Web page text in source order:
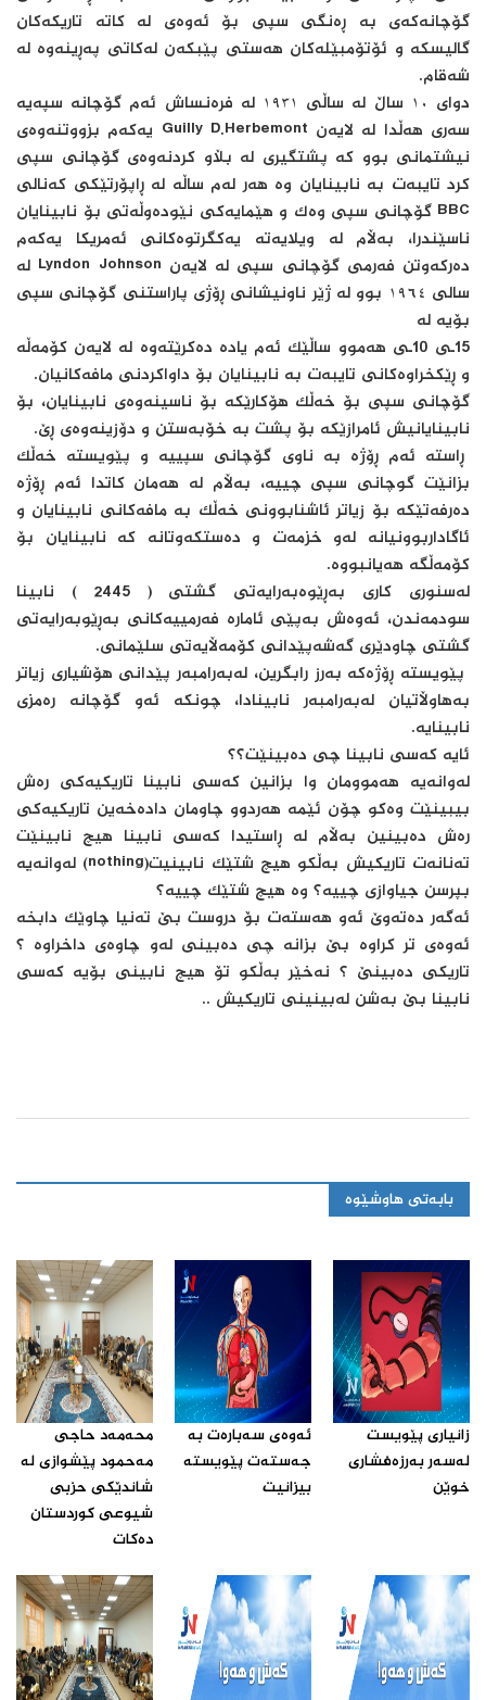
گۆچانه‌که‌ى به‌ ڕه‌نگى سپى بۆ ئه‌وه‌ى له‌ کاته‌ تاریکه‌کان
گالیسکه‌ و ئۆتۆمبێله‌کان هه‌ستى پێبکه‌ن له‌کاتى په‌ڕینه‌وه‌ له‌
شه‌قام.
دواى ١٠ ساڵ له‌ ساڵى ١٩٣١ له‌ فره‌نساش ئه‌م گۆچانه‌ سپه‌یه‌
سه‌رى هه‌ڵدا له‌ لایه‌ن Guilly D.Herbemont یه‌که‌م بزووتنه‌وه‌ى
نیشتمانى بوو که‌ پشتگیرى له‌ بڵاو کردنه‌وه‌ى گۆچانى سپى
کرد تایبه‌ت به‌ نابینایان وه‌ هه‌ر له‌م ساڵه‌ له‌ ڕاپۆرتێکى که‌نالى
BBC گۆچانى سپى وه‌ک و هێمایه‌کى نێوده‌وڵه‌تى بۆ نابینایان
ناسێندرا، به‌ڵام له‌ ویلایه‌ته‌ یه‌کگرتوه‌کانى ئه‌مریکا یه‌که‌م
ده‌رکه‌وتن فه‌رمى گۆچانى سپى له‌ لایه‌ن Lyndon Johnson له‌
سالى ١٩٦٤ بوو له‌ ژێر ناونیشانى ڕۆژى پاراستنى گۆچانى سپى
بۆیه‌ له‌
15ـى 10ـى هه‌موو ساڵێک ئه‌م یاده‌ ده‌کرێته‌وه‌ له‌ لایه‌ن کۆمه‌ڵه‌
و ڕێکخراوه‌کانى تایبه‌ت به‌ نابینایان بۆ داواکردنى مافه‌کانیان.
گۆچانى سپى بۆ خه‌ڵک هۆکارێکه‌ بۆ ناسینه‌وه‌ى نابینایان، بۆ
نابینایانیش ئامرازێکه‌ بۆ پشت به‌ خۆبه‌ستن و دۆزینه‌وه‌ى ڕێ.
ڕاسته‌ ئه‌م ڕۆژه‌ به‌ ناوى گۆچانى سپییه‌ و پێویسته‌ خه‌ڵک
بزانێت گوچانى سپى چییه‌، به‌ڵام له‌ هه‌مان کاتدا ئه‌م ڕۆژه‌
ده‌رفه‌تێکه‌ بۆ زیاتر ئاشنابوونى خه‌ڵک به‌ مافه‌کانى نابینایان و
ئاگاداربوونیانه‌ له‌و خزمه‌ت و ده‌ستکه‌وتانه‌ که‌ نابینایان بۆ
کۆمه‌ڵگه‌ هه‌یانبووه‌.
له‌سنوری کارى به‌ڕێوه‌به‌رایه‌تى گشتى ( 2445 ) نابینا
سودمه‌ندن، ئه‌وه‌ش به‌پێى ئاماره‌ فه‌رمییه‌کانى به‌ڕێوبه‌رایه‌تى
گشتى چاودێرى گه‌شه‌پێدانى کۆمه‌ڵایه‌تى سلێمانی.
پێویسته‌ ڕۆژه‌که‌ به‌رز رابگرین، له‌به‌رامبه‌ر پێدانى هۆشیارى زیاتر
به‌هاوڵاتیان له‌به‌رامبه‌ر نابینادا، چونکه‌ ئه‌و گۆچانه‌ ره‌مزى
نابینایه‌.
ئایه‌ که‌سى نابینا چى ده‌بینێت؟؟
له‌وانه‌یه‌ هه‌موومان وا بزانین که‌سى نابینا تاریکیه‌کى ره‌ش
بیبینێت وه‌کو چۆن ئێمه‌ هه‌ردوو چاومان داده‌خه‌ین تاریکیه‌کى
ره‌ش ده‌بینین به‌ڵام له‌ ڕاستیدا که‌سى نابینا هیچ نابینێت
ته‌نانه‌ت تاریکیش به‌ڵکو هیچ شتێک نابینیت(nothing) له‌وانه‌یه‌
بپرسن جیاوازى چییه‌؟ وه‌ هیچ شتێک چییه‌؟
ئه‌گه‌ر ده‌ته‌وێ ئه‌و هه‌سته‌ت بۆ دروست بێ ته‌نیا چاوێک دابخه‌
ئه‌وه‌ى تر کراوه‌ بێ بزانه‌ چى ده‌بینى له‌و چاوه‌ى داخراوه‌ ؟
تاریکى ده‌بینێ ؟ نه‌خێر به‌ڵکو تۆ هیچ نابینى بۆیه‌ که‌سى
نابینا بێ به‌شن له‌بینینى تاریکیش ..
بابەتی هاوشێوە
زانیارى پێویست
له‌سه‌ر به‌رزه‌فشارى
خوێن ‌
ئه‌وه‌ى سه‌باره‌ت به‌
جه‌سته‌ت پێویسته‌
بیزانیت‌
محه‌مه‌د حاجى
مه‌حمود پێشوازى له‌
شاندێکى حزبى
شیوعى کوردستان
ده‌کات‌